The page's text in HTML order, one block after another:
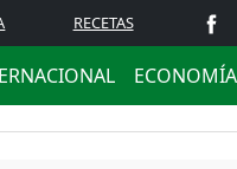
RECETAS
ECONOMÍA